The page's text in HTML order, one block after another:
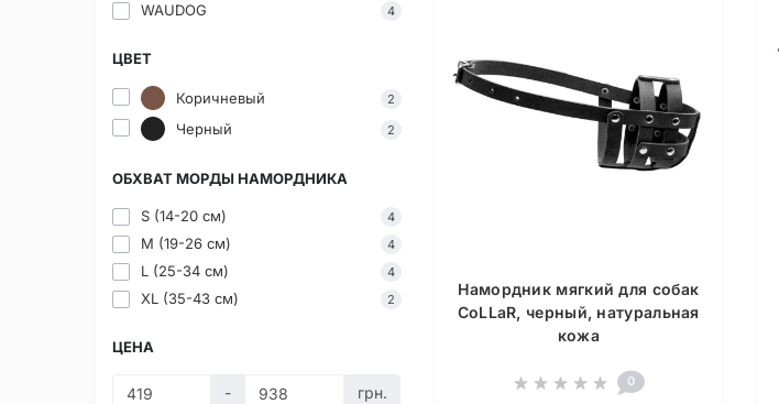
WAUDOG 4
ЦВЕТ
Коричневый 2
Черный 2
ОБХВАТ МОРДЫ НАМОРДНИКА
S (14-20 см) 4
M (19-26 см) 4
L (25-34 см) 4
XL (35-43 см) 2
ЦЕНА
- грн.
Намордник мягкий для собак
CoLLaR, черный, натуральная
кожа
0